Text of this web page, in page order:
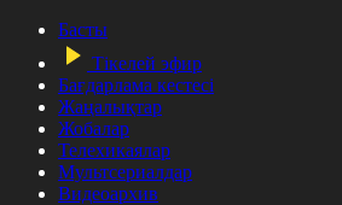
Басты
Тікелей эфир
Бағдарлама кестесі
Жаңалықтар
Жобалар
Телехикаялар
Мультсериалдар
Видеоархив